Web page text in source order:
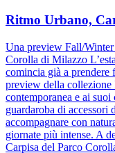
Ritmo Urbano,
Una preview Fall/
Corolla di Milazzo
comincia già a prendere
preview della collezione
contemporanea e ai
guardaroba di accessori
accompagnare con
giornate più intense. A
Carpisa del Parco